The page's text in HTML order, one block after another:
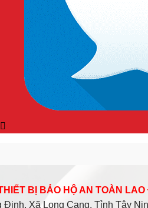
BỊ BẢO HỘ AN TOÀN
Định, Xã Long Cang, Tỉnh Tây